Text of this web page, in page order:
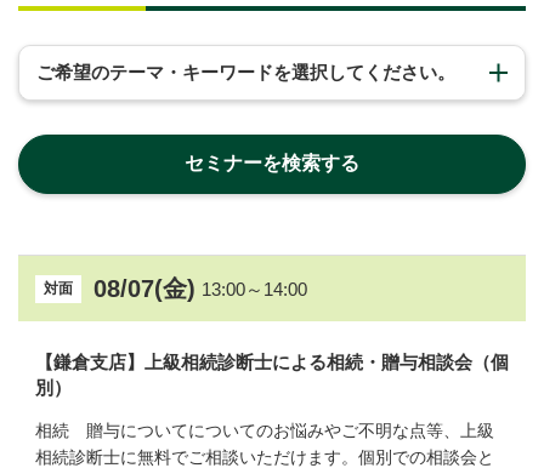
ご希望のテーマ・キーワードを選択してください。
対面 08/07(金) 13:00～14:00
【鎌倉支店】上級相続診断士による相続・贈与相談会（個
別）
相続 贈与についてについてのお悩みやご不明な点等、上級
相続診断士に無料でご相談いただけます。個別での相談会と